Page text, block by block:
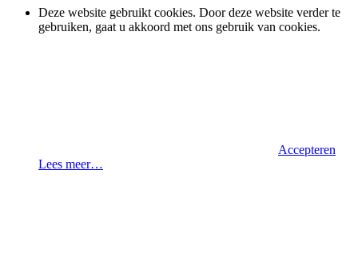
Deze website gebruikt cookies. Door deze website verder te
gebruiken, gaat u akkoord met ons gebruik van cookies.
Accepteren
Lees meer…